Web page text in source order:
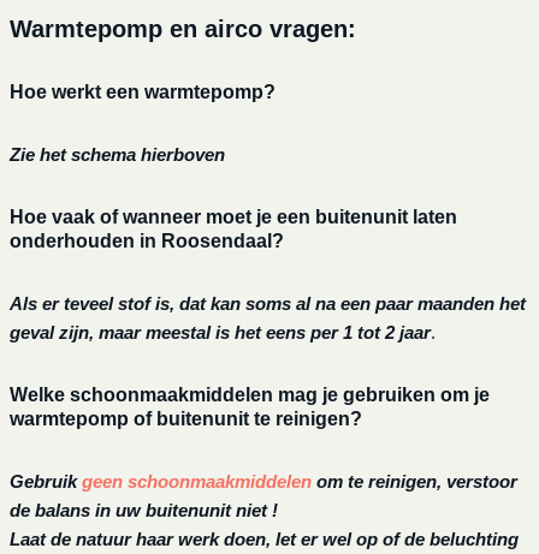
Warmtepomp en airco vragen:
Hoe werkt een warmtepomp?
Zie het schema hierboven
Hoe vaak of wanneer moet je een buitenunit laten
onderhouden in Roosendaal?
Als er teveel stof is, dat kan soms al na een paar maanden het
geval zijn, maar meestal is het eens per 1 tot 2 jaar.
Welke schoonmaakmiddelen mag je gebruiken om je
warmtepomp of buitenunit te reinigen?
Gebruikgeen schoonmaakmiddelen om te reinigen, verstoor
de balans in uw buitenunit niet !
Laat de natuur haar werk doen, let er wel op of de beluchting